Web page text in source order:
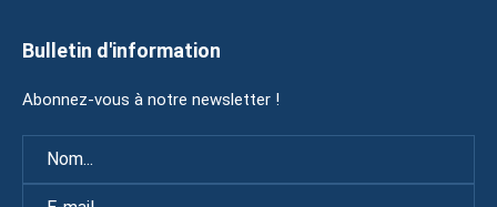
Bulletin d'information
Abonnez-vous à notre newsletter !